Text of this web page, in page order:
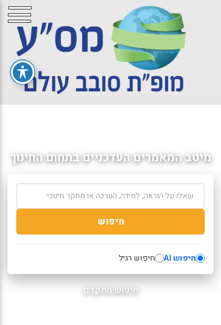
מיטב המאמרים העדכניים בתחום החינוך
חיפוש
חיפוש AI חיפוש רגיל
חיפוש מתקדם